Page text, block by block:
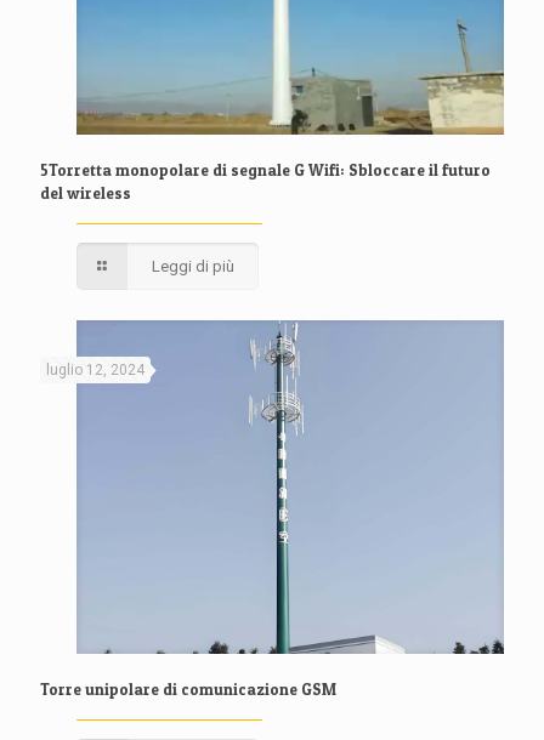
5Torretta monopolare di segnale G Wifi: Sbloccare il futuro
del wireless
Leggi di più
luglio 12, 2024
Torre unipolare di comunicazione GSM